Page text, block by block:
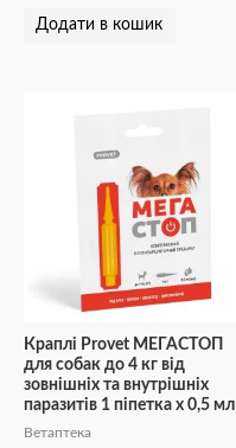
Додати в кошик
Краплі Provet МЕГАСТОП
для собак до 4 кг від
зовнішніх та внутрішніх
паразитів 1 піпетка х 0,5 мл
Ветаптека